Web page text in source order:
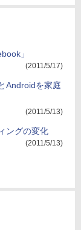
」
(2011/5/17)
Androidを家庭
(2011/5/13)
ングの変化
(2011/5/13)